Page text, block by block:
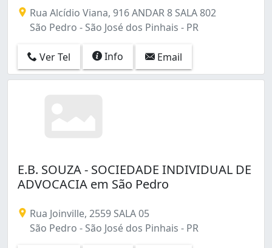
Rua Alcídio Viana, 916 ANDAR 8 SALA 802
São Pedro - São José dos Pinhais - PR
Ver Tel Info Email
E.B. SOUZA - SOCIEDADE INDIVIDUAL DE
ADVOCACIA em São Pedro
Rua Joinville, 2559 SALA 05
São Pedro - São José dos Pinhais - PR